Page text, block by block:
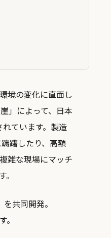
境の変化に直面し
」によって、日本
ています。製造
躇したり、高額
雑な現場にマッチ
共同開発。